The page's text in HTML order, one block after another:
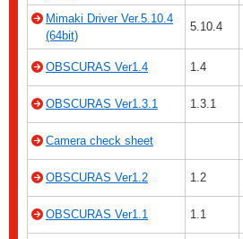
Mimaki Driver Ver.5.10.4
(64bit)
5.10.4
OBSCURAS Ver1.4 1.4
OBSCURAS Ver1.3.1 1.3.1
Camera check sheet
OBSCURAS Ver1.2 1.2
OBSCURAS Ver1.1 1.1